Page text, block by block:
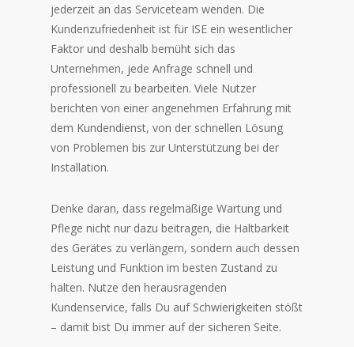
jederzeit an das Serviceteam wenden. Die
Kundenzufriedenheit ist für ISE ein wesentlicher
Faktor und deshalb bemüht sich das
Unternehmen, jede Anfrage schnell und
professionell zu bearbeiten. Viele Nutzer
berichten von einer angenehmen Erfahrung mit
dem Kundendienst, von der schnellen Lösung
von Problemen bis zur Unterstützung bei der
Installation.
Denke daran, dass regelmäßige Wartung und
Pflege nicht nur dazu beitragen, die Haltbarkeit
des Gerätes zu verlängern, sondern auch dessen
Leistung und Funktion im besten Zustand zu
halten. Nutze den herausragenden
Kundenservice, falls Du auf Schwierigkeiten stößt
– damit bist Du immer auf der sicheren Seite.